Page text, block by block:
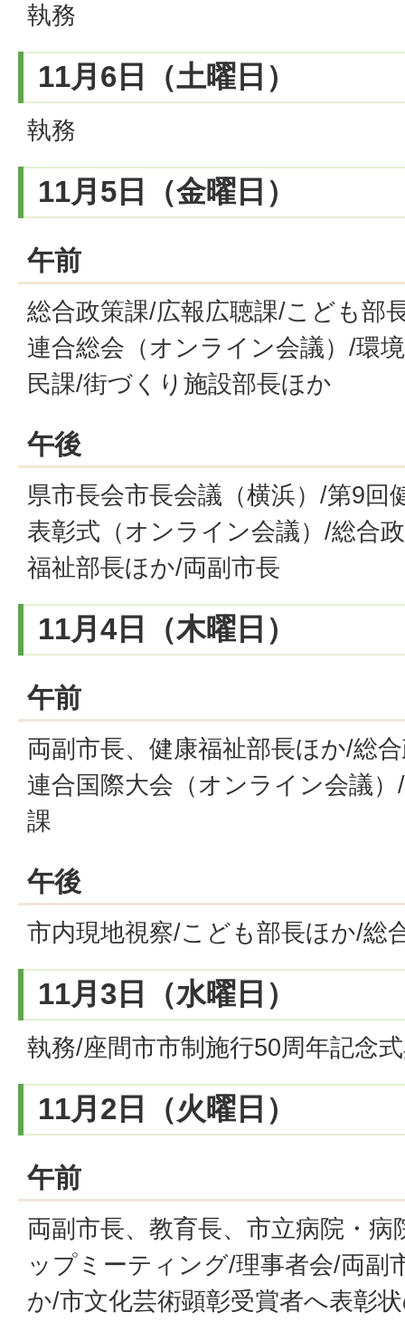
執務
11月6日（土曜日）
執務
11月5日（金曜日）
午前
総合政策課/広報広聴課/こども部
連合総会（オンライン会議）/環
民課/街づくり施設部長ほか
午後
県市長会市長会議（横浜）/第9回
表彰式（オンライン会議）/総合
福祉部長ほか/両副市長
11月4日（木曜日）
午前
両副市長、健康福祉部長ほか/総
連合国際大会（オンライン会議
課
午後
市内現地視察/こども部長ほか/総
11月3日（水曜日）
執務/座間市市制施行50周年記念
11月2日（火曜日）
午前
両副市長、教育長、市立病院・
ップミーティング/理事者会/両副
か/市文化芸術顕彰受賞者へ表彰